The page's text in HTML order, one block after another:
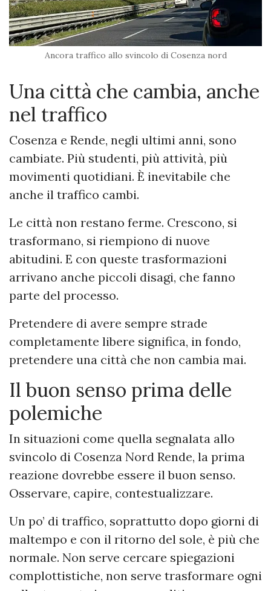
Ancora traffico allo svincolo di Cosenza nord
Una città che cambia, anche
nel traffico
Cosenza e Rende, negli ultimi anni, sono
cambiate. Più studenti, più attività, più
movimenti quotidiani. È inevitabile che
anche il traffico cambi.
Le città non restano ferme. Crescono, si
trasformano, si riempiono di nuove
abitudini. E con queste trasformazioni
arrivano anche piccoli disagi, che fanno
parte del processo.
Pretendere di avere sempre strade
completamente libere significa, in fondo,
pretendere una città che non cambia mai.
Il buon senso prima delle
polemiche
In situazioni come quella segnalata allo
svincolo di Cosenza Nord Rende, la prima
reazione dovrebbe essere il buon senso.
Osservare, capire, contestualizzare.
Un po’ di traffico, soprattutto dopo giorni di
maltempo e con il ritorno del sole, è più che
normale. Non serve cercare spiegazioni
complottistiche, non serve trasformare ogni